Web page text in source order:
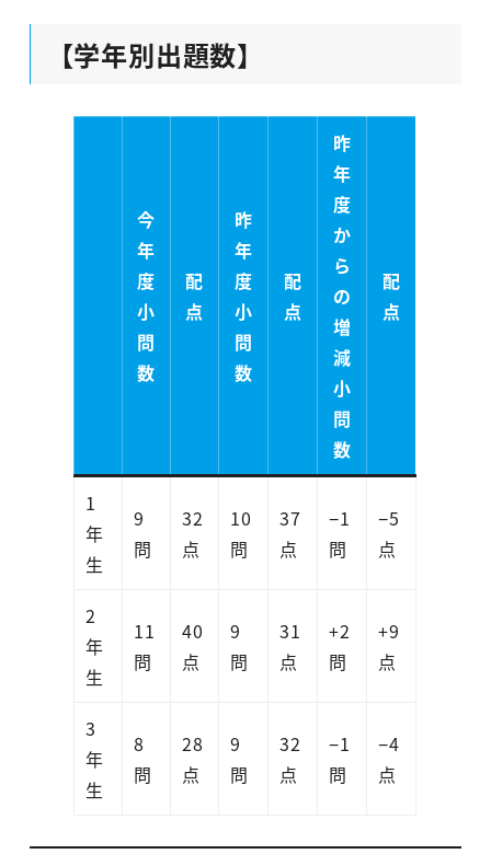
【学年別出題数】
今
年
度
小
問
数
配
点
昨
年
度
小
問
数
配
点
昨
年
度
か
ら
の
増
減
小
問
数
配
点
1
年
生
9
問
32
点
10
問
37
点
−1
問
−5
点
2
年
生
11
問
40
点
9
問
31
点
+2
問
+9
点
3
年
生
8
問
28
点
9
問
32
点
−1
問
−4
点